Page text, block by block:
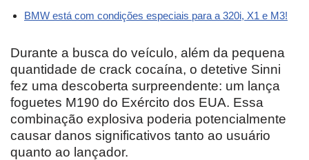
BMW está com condições especiais para a 320i, X1 e M3!
Durante a busca do veículo, além da pequena
quantidade de crack cocaína, o detetive Sinni
fez uma descoberta surpreendente: um lança
foguetes M190 do Exército dos EUA. Essa
combinação explosiva poderia potencialmente
causar danos significativos tanto ao usuário
quanto ao lançador.